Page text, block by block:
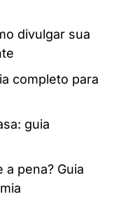
divulgar sua
completo para
guia
a pena? Guia